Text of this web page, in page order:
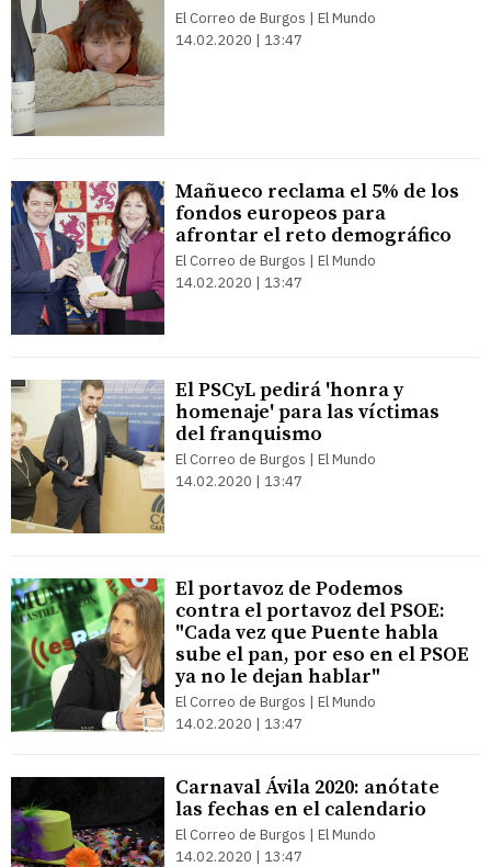
El Correo de Burgos | El Mundo
14.02.2020 | 13:47
Mañueco reclama el 5% de los
fondos europeos para
afrontar el reto demográfico
El Correo de Burgos | El Mundo
14.02.2020 | 13:47
El PSCyL pedirá 'honra y
homenaje' para las víctimas
del franquismo
El Correo de Burgos | El Mundo
14.02.2020 | 13:47
El portavoz de Podemos
contra el portavoz del PSOE:
"Cada vez que Puente habla
sube el pan, por eso en el PSOE
ya no le dejan hablar"
El Correo de Burgos | El Mundo
14.02.2020 | 13:47
Carnaval Ávila 2020: anótate
las fechas en el calendario
El Correo de Burgos | El Mundo
14.02.2020 | 13:47